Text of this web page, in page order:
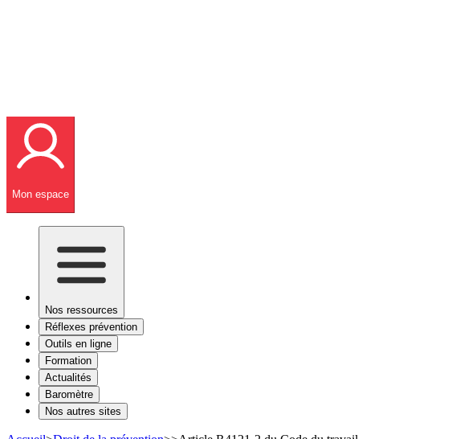
Mon espace
Nos ressources
Réflexes prévention
Outils en ligne
Formation
Actualités
Baromètre
Nos autres sites